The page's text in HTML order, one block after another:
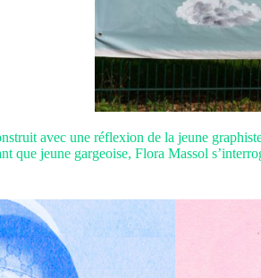
avec une réflexion de la jeune
que jeune gargeoise, Flora Massol